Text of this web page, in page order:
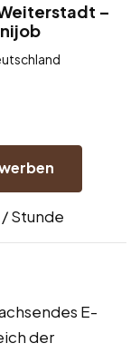
–
/ Stunde
E-
der